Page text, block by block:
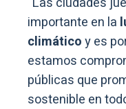
importante en la
climáticoy es
estamos
públicas que
sostenible en